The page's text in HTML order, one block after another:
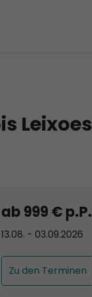
Leixoes
ab 999 € p.P.
13.08. - 03.09.2026
Zu den Terminen